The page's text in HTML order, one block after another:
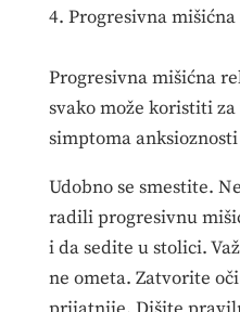
4. Progresivna
Progresivna mišićna
svako može koristiti
simptoma
Udobno se smestite.
radili progresivnu
i da sedite u stolici.
ne ometa. Zatvorite